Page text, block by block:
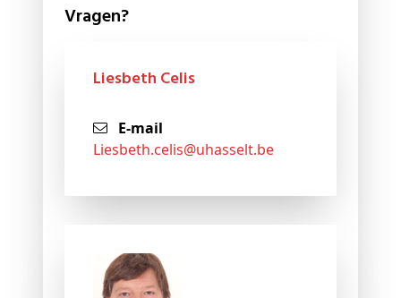
Vragen?
Liesbeth Celis
E-mail
liesbeth.celis@uhasselt.be